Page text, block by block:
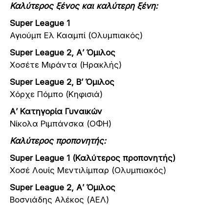
Καλύτερος ξένος και καλύτερη ξένη:
Super League 1
Αγιούμπ Ελ Κααμπί (Ολυμπιακός)
Super League 2, Α’ Όμιλος
Χοσέτε Μιράντα (Ηρακλής)
Super League 2, Β’ Όμιλος
Χόρχε Πόμπο (Κηφισιά)
Α’ Κατηγορία Γυναικών
Νίκολα Ριμπάνσκα (ΟΦΗ)
Καλύτερος προπονητής:
Super League 1 (Καλύτερος προπονητής)
Χοσέ Λουίς Μεντιλίμπαρ (Ολυμπιακός)
Super League 2, Α’ Όμιλος
Βοσνιάδης Αλέκος (ΑΕΛ)